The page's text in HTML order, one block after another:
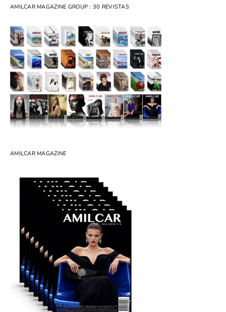
AMILCAR MAGAZINE GROUP : 30 REVISTAS
AMILCAR MAGAZINE